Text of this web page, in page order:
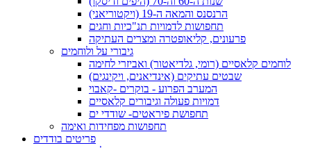
הרנסנס והמאה ה-19 (ויקטוריאני)
תחפושות לדמויות תנ"כיות וחגים
פרעונים, קליאופטרה ומצרים העתיקה
גיבורי על ולוחמים
לוחמים קלאסיים (רומי, גלדיאטור) ואביזרי לחימה
שבטים עתיקים (אינדיאנים, ויקינגים)
המערב הפרוע - בוקרים -קאבוי
דמויות פעולה וגיבורים קלאסיים
תחפושת פיראטים- שודדי ים
תחפושות מפחידות ואימה
פריטים בודדים